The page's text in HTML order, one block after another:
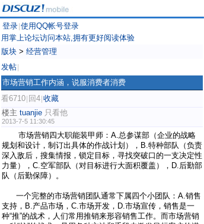
登录 使用QQ帐号登录
用掌上论坛访问本站,拥有更好阅读体验
版块 > 经营管理
发帖
市场营销工作内涵，说服消费者消费
看6710 回4 收藏
楼主 tuanjie 只看他
2013-7-5 11:30:45
市场营销四大职能装甲师：A.总参谋部（企业的战略
规划和设计，制订出具体的作战计划），B.特种部队（负责
深入敌后，搜集情报，锁定目标，寻找突破口的一支决定性
力量），C.空军部队（对目标进行大面积覆盖），D.后勤部
队（后勤保障）。
一个完整的市场营销团队通常下属四个小团队：A.销售
支持，B.产品市场，C.市场开发，D.市场宣传，销售是一
种“推”的战术，人们常用推销来形容销售工作。而市场营销